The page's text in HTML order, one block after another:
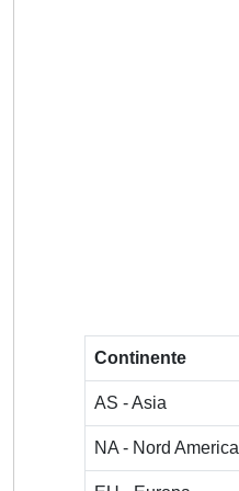
Continente
AS - Asia
NA - Nord America